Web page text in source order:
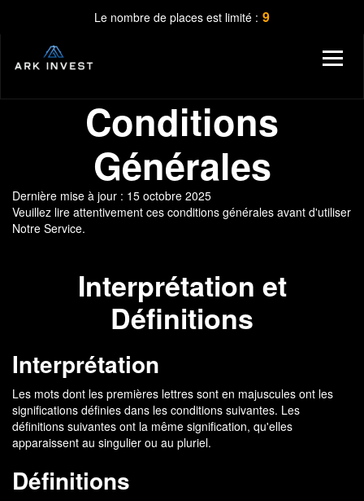
Le nombre de places est limité : 9
Conditions
Générales
Dernière mise à jour : 15 octobre 2025
Veuillez lire attentivement ces conditions générales avant d'utiliser
Notre Service.
Interprétation et
Définitions
Interprétation
Les mots dont les premières lettres sont en majuscules ont les
significations définies dans les conditions suivantes. Les
définitions suivantes ont la même signification, qu'elles
apparaissent au singulier ou au pluriel.
Définitions